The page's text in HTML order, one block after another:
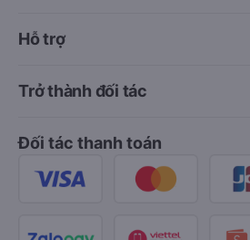
Hỗ trợ
Trở thành đối tác
Đối tác thanh toán